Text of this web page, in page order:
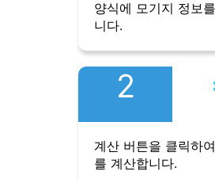
양식에 모기지 정보
니다.
2
계산 버튼을 클릭하
를 계산합니다.